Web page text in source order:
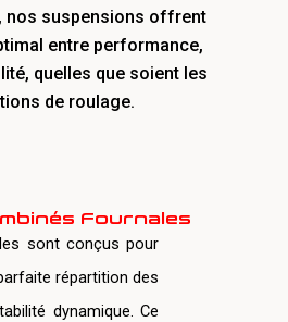
nos suspensions offrent
entre performance,
quelles que soient les
de roulage.
Fournales
sont conçus pour
répartition des
dynamique. Ce